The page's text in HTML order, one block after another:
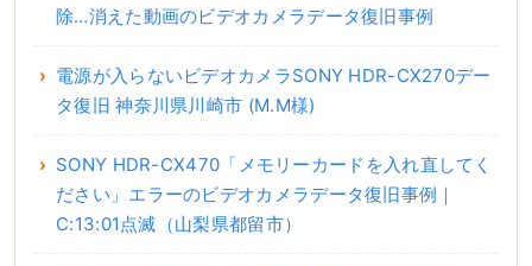
除…消えた動画のビデオカメラデータ復旧事例
電源が入らないビデオカメラSONY HDR-CX270デー
タ復旧 神奈川県川崎市 (M.M様)
SONY HDR-CX470「メモリーカードを入れ直してく
ださい」エラーのビデオカメラデータ復旧事例｜
C:13:01点滅（山梨県都留市）